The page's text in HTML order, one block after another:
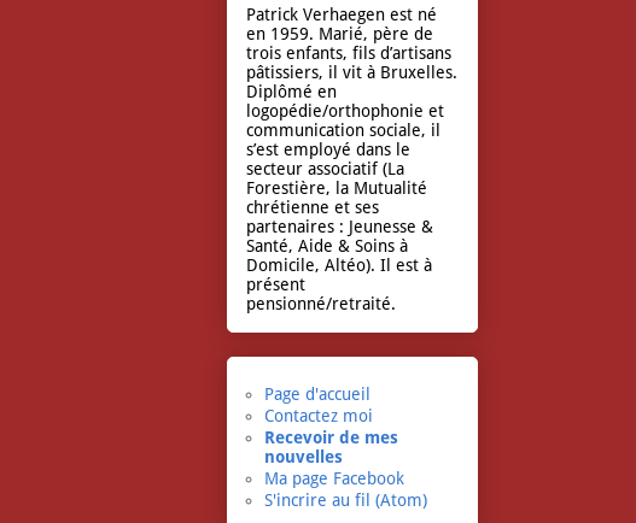
Patrick Verhaegen est né
en 1959. Marié, père de
trois enfants, fils d’artisans
pâtissiers, il vit à Bruxelles.
Diplômé en
logopédie/orthophonie et
communication sociale, il
s’est employé dans le
secteur associatif (La
Forestière, la Mutualité
chrétienne et ses
partenaires : Jeunesse &
Santé, Aide & Soins à
Domicile, Altéo). Il est à
présent
pensionné/retraité.
Page d'accueil
Contactez moi
Recevoir de mes
nouvelles
Ma page Facebook
S'incrire au fil (Atom)